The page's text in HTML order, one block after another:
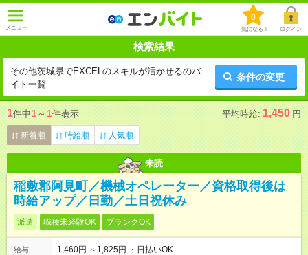
メニュー
0
気になる！ ログイン
検索結果
その他茨城県でEXCELのスキルが活かせるのバ
イト一覧
条件の変更
1件中1 ～ 1件表示 平均時給: 1,450 円
新着順 時給順 人気順
未読
稲敷郡阿見町／機械オペレーター／資格取得後は
時給アップ／日勤／土日祝休み
派遣 職種未経験OK ブランクOK
給与
1,460円 ～1,825円 ・日払いOK